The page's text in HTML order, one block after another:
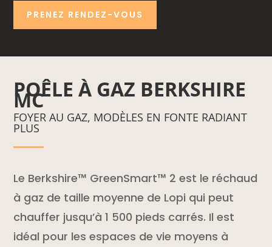
PRENEZ RENDEZ-VOUS
POÊLE À GAZ BERKSHIRE
MC
FOYER AU GAZ, MODÈLES EN FONTE RADIANT
PLUS
Le Berkshire™ GreenSmart™ 2 est le réchaud
à gaz de taille moyenne de Lopi qui peut
chauffer jusqu’à 1 500 pieds carrés. Il est
idéal pour les espaces de vie moyens à